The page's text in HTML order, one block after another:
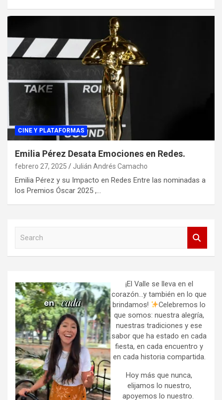
CINE Y PLATAFORMAS
Emilia Pérez Desata Emociones en Redes.
febrero 27, 2025 Julián Andrés Camacho
Emilia Pérez y su Impacto en Redes Entre las nominadas a
los Premios Óscar 2025 ,…
h
¡El Valle se lleva en el
corazón…y también en lo que
brindamos!
Celebremos lo
que somos: nuestra alegría,
nuestras tradiciones y ese
sabor que ha estado en cada
fiesta, en cada encuentro y
en cada historia compartida.
Hoy más que nunca,
elijamos lo nuestro,
apoyemos lo nuestro.